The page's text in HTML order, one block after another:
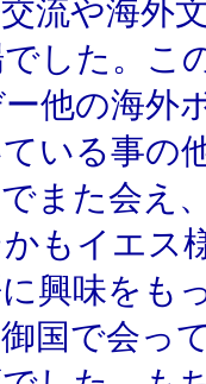
流や海外
した。こ
他の海外
いる事の
また会え
もイエス
興味をも
国で会っ